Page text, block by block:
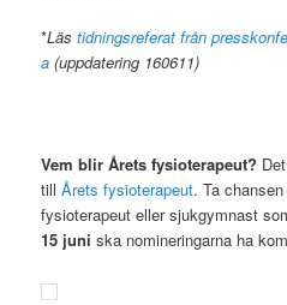
*Lästidningsreferat från
a (uppdatering 160611)
Vem blir Årets fysioterapeut?
tillÅrets fysioterapeut. Ta
fysioterapeut eller sjukgymnast
15 juniska nomineringarna ha